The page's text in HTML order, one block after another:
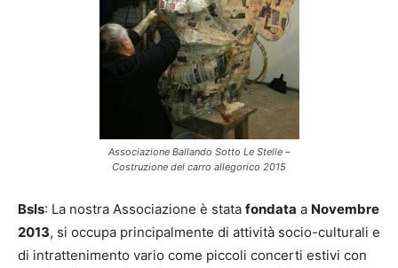
Associazione Ballando Sotto Le Stelle –
Costruzione del carro allegorico 2015
Bsls: La nostra Associazione è stata fondata a Novembre
2013, si occupa principalmente di attività socio-culturali e
di intrattenimento vario come piccoli concerti estivi con